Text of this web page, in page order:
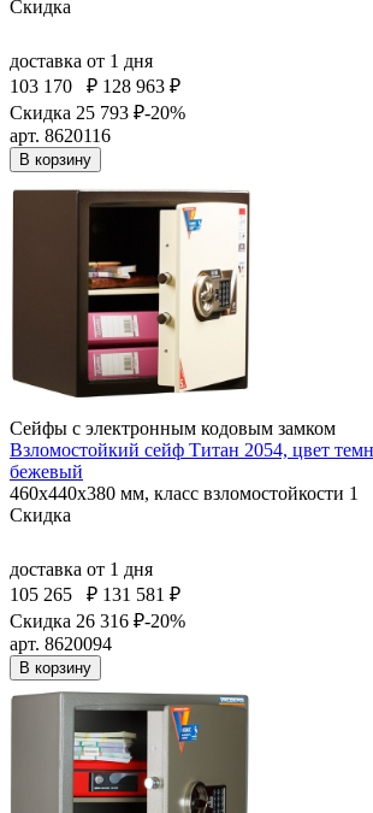
Скидка
доставка от 1 дня
103 170
₽ 128 963 ₽
Скидка 25 793 ₽-20%
арт. 8620116
В корзину
Сейфы с электронным кодовым замком
Взломостойкий сейф Титан 2054, цвет
бежевый
460x440x380 мм, класс взломостойкости 1
Скидка
доставка от 1 дня
105 265
₽ 131 581 ₽
Скидка 26 316 ₽-20%
арт. 8620094
В корзину